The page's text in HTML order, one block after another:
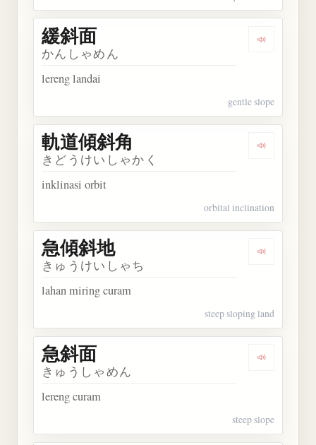
Dengarkan
緩斜面
かんしゃめん
lereng landai
gentle slope
Dengarkan
軌道傾斜角
きどうけいしゃかく
inklinasi orbit
orbital inclination
Dengarkan
急傾斜地
きゅうけいしゃち
lahan miring curam
steep sloping land
Dengarkan
急斜面
きゅうしゃめん
lereng curam
steep slope